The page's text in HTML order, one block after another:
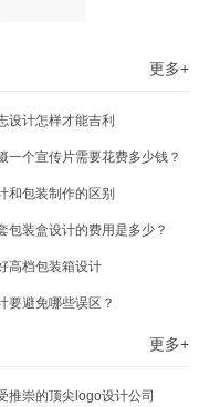
更多+
设计怎样才能吉利
一个宣传片需要花费多少钱？
和包装制作的区别
包装盒设计的费用是多少？
高档包装箱设计
要避免哪些误区？
更多+
推崇的顶尖logo设计公司